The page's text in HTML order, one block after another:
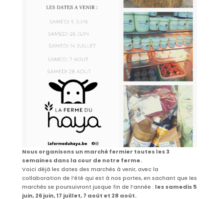
Nous organisons un marché fermier toutes les 3
semaines dans la cour de notre ferme.
Voici déjà les dates des marchés à venir, avec la
collaboration de l’été qui est à nos portes, en sachant que les
marchés se poursuivront jusque fin de l’année : les samedis 5
juin, 26 juin, 17 juillet, 7 août et 28 août.